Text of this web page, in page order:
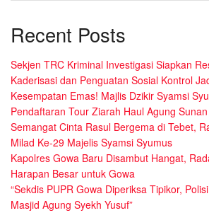
Recent Posts
Sekjen TRC Kriminal Investigasi Siapkan
Kaderisasi dan Penguatan Sosial Kontrol
Kesempatan Emas! Majlis Dzikir Syamsi
Pendaftaran Tour Ziarah Haul Agung
Semangat Cinta Rasul Bergema di Tebet,
Milad Ke-29 Majelis Syamsi Syumus
Kapolres Gowa Baru Disambut Hangat,
Harapan Besar untuk Gowa
“Sekdis PUPR Gowa Diperiksa Tipikor,
Masjid Agung Syekh Yusuf”